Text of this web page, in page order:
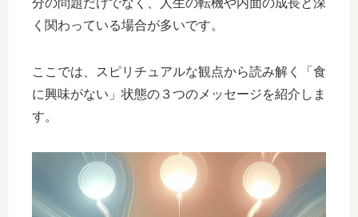
分の問題だけでなく、人生の転機や内面の成長と深
く関わっている場合が多いです。
ここでは、スピリチュアルな観点から読み解く「食
に興味がない」状態の３つのメッセージを紹介しま
す。